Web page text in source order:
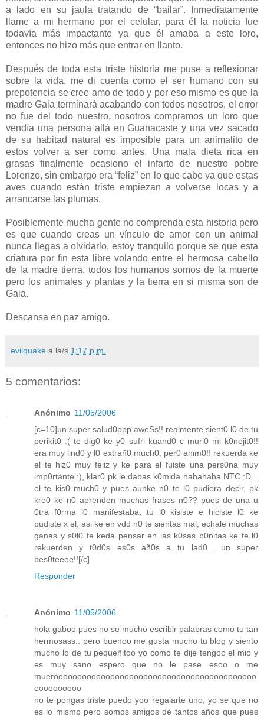
a lado en su jaula tratando de “bailar”. Inmediatamente
llame a mi hermano por el celular, para él la noticia fue
todavía más impactante ya que él amaba a este loro,
entonces no hizo más que entrar en llanto.
Después de toda esta triste historia me puse a reflexionar
sobre la vida, me di cuenta como el ser humano con su
prepotencia se cree amo de todo y por eso mismo es que la
madre Gaia terminará acabando con todos nosotros, el error
no fue del todo nuestro, nosotros compramos un loro que
vendía una persona allá en Guanacaste y una vez sacado
de su habitad natural es imposible para un animalito de
estos volver a ser como antes. Una mala dieta rica en
grasas finalmente ocasiono el infarto de nuestro pobre
Lorenzo, sin embargo era “feliz” en lo que cabe ya que estas
aves cuando están triste empiezan a volverse locas y a
arrancarse las plumas.
Posiblemente mucha gente no comprenda esta historia pero
es que cuando creas un vínculo de amor con un animal
nunca llegas a olvidarlo, estoy tranquilo porque se que esta
criatura por fin esta libre volando entre el hermosa cabello
de la madre tierra, todos los humanos somos de la muerte
pero los animales y plantas y la tierra en si misma son de
Gaia.
Descansa en paz amigo.
evilquake a la/s 1:17 p.m.
5 comentarios:
Anónimo 11/05/2006
[c=10]un super salud0ppp aweSs!! realmente sient0 l0 de tu
perikit0 :( te dig0 ke y0 sufri kuand0 c muri0 mi k0nejit0!!
era muy lind0 y l0 extrañ0 much0, per0 anim0!! rekuerda ke
el te hiz0 muy feliz y ke para el fuiste una pers0na muy
imp0rtante :), klar0 pk le dabas k0mida hahahaha NTC :D...
el te kis0 much0 y pues aunke n0 te l0 pudiera decir, pk
kre0 ke n0 aprenden muchas frases n0?? pues de una u
0tra f0rma l0 manifestaba, tu l0 kisiste e hiciste l0 ke
pudiste x el, asi ke en vdd n0 te sientas mal, echale muchas
ganas y s0l0 te keda pensar en las k0sas b0nitas ke te l0
rekuerden y t0d0s es0s añ0s a tu lad0... un super
bes0teeee!![/c]
Responder
Anónimo 11/05/2006
hola gaboo pues no se mucho escribir palabras como tu tan
hermosass.. pero buenoo me gusta mucho tu blog y siento
mucho lo de tu pequeñitoo yo como te dije tengoo el mio y
es muy sano espero que no le pase esoo o me
muerooooooooooooooooooooooooooooooooooooooooooo
oooooooooo
no te pongas triste puedo yoo regalarte uno, yo se que no
es lo mismo pero somos amigos de tantos años que pues